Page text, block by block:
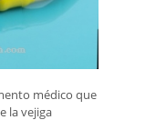
médico que
la vejiga